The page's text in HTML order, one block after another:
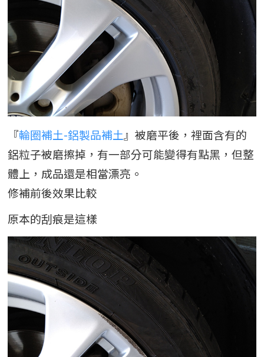
『輪圈補土-鋁製品補土』被磨平後，裡面含有的
鋁粒子被磨擦掉，有一部分可能變得有點黑，但整
體上，成品還是相當漂亮。
修補前後效果比較
原本的刮痕是這樣